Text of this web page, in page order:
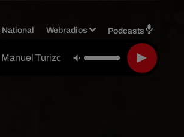
National Webradios Podcasts
Manuel Turizo